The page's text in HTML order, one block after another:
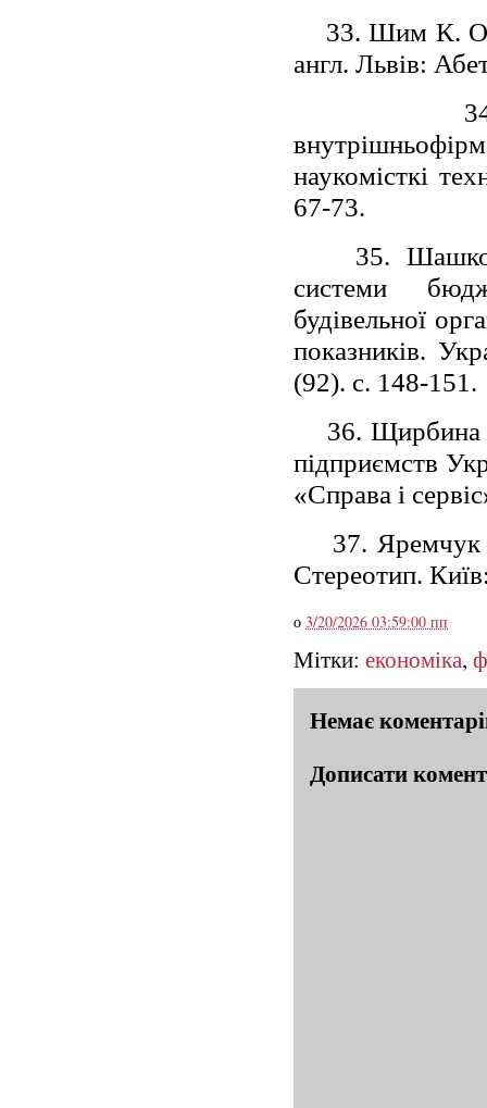
33. Шим К.
англ. Львів:
наукомісткі
67-73.
35. Шашко
системи
будівельної
показників.
(92). с. 148-151.
36. Щирбина
підприємств
«Справа і
37. Яремчук
Стереотип.
о 3/20/2026 03:59:00 пп
Мітки: економіка,
Немає
Дописати